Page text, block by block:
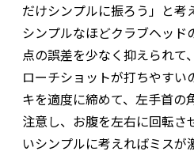
だけシンプルに振ろう」と考
シンプルなほどクラブヘッド
点の誤差を少なく抑えられて
ローチショットが打ちやすい
キを適度に締めて、左手首の
注意し、お腹を左右に回転さ
いシンプルに考えればミス